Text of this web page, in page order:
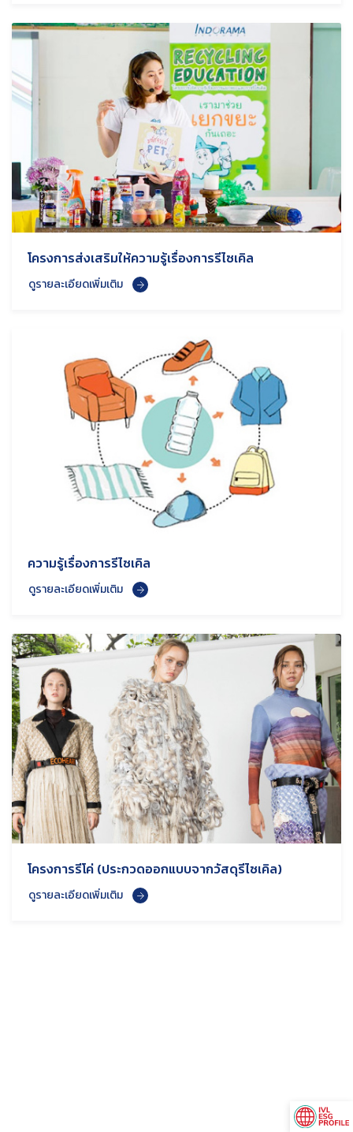
โครงการส่งเสริมให้ความรู้เรื่องการรีไซเคิล
ดูรายละเอียดเพิ่มเติม
ความรู้เรื่องการรีไซเคิล
ดูรายละเอียดเพิ่มเติม
โครงการรีโค่ (ประกวดออกแบบจากวัสดุรีไซเคิล)
ดูรายละเอียดเพิ่มเติม